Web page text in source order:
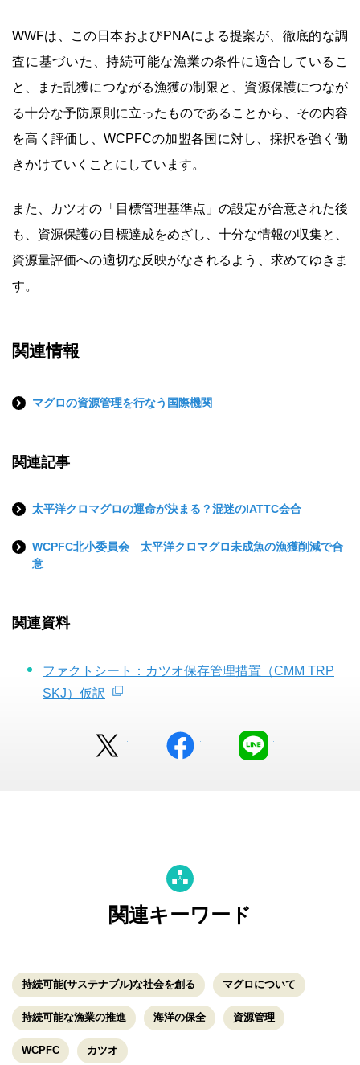
WWFは、この日本およびPNAによる提案が、徹底的な調
査に基づいた、持続可能な漁業の条件に適合しているこ
と、また乱獲につながる漁獲の制限と、資源保護につなが
る十分な予防原則に立ったものであることから、その内容
を高く評価し、WCPFCの加盟各国に対し、採択を強く働
きかけていくことにしています。
また、カツオの「目標管理基準点」の設定が合意された後
も、資源保護の目標達成をめざし、十分な情報の収集と、
資源量評価への適切な反映がなされるよう、求めてゆきま
す。
関連情報
マグロの資源管理を行なう国際機関
関連記事
太平洋クロマグロの運命が決まる？混迷のIATTC会合
WCPFC北小委員会 太平洋クロマグロ未成魚の漁獲削減で合
意
関連資料
ファクトシート：カツオ保存管理措置（CMM TRP
SKJ）仮訳
facebook
関連キーワード
持続可能(サステナブル)な社会を創る マグロについて
持続可能な漁業の推進 海洋の保全 資源管理
WCPFC カツオ